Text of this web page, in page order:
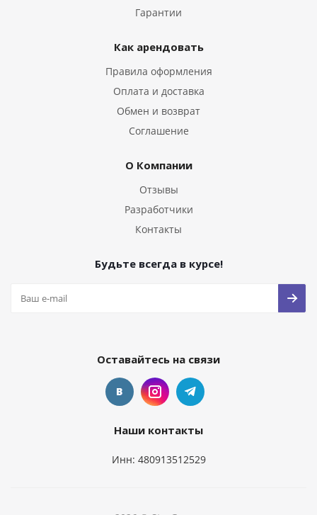
Гарантии
Как арендовать
Правила оформления
Оплата и доставка
Обмен и возврат
Соглашение
О Компании
Отзывы
Разработчики
Контакты
Будьте всегда в курсе!
Оставайтесь на связи
Наши контакты
Инн: 480913512529